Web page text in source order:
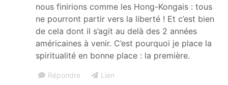
nous finirions comme les Hong-Kongais : tous
ne pourront partir vers la liberté ! Et c’est bien
de cela dont il s’agit au delà des 2 années
américaines à venir. C’est pourquoi je place la
spiritualité en bonne place : la première.
Répondre Lien